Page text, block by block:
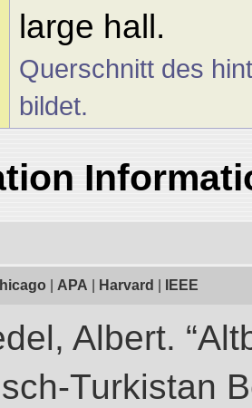
large hall.
Querschnitt des
bildet.
APA Harvard IEEE
Albert.
Turkistan